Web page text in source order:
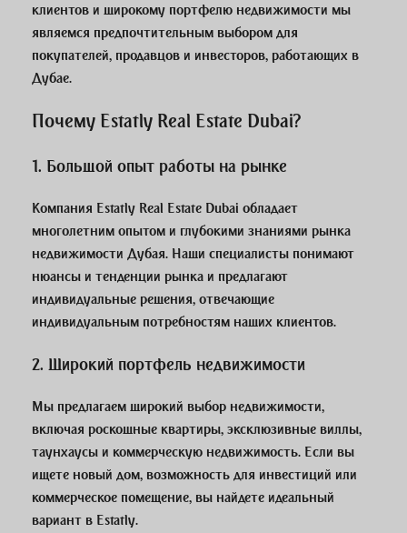
клиентов и широкому портфелю недвижимости мы
являемся предпочтительным выбором для
покупателей, продавцов и инвесторов, работающих в
Дубае.
Почему Estatly Real Estate Dubai?
1. Большой опыт работы на рынке
Компания Estatly Real Estate Dubai обладает
многолетним опытом и глубокими знаниями рынка
недвижимости Дубая. Наши специалисты понимают
нюансы и тенденции рынка и предлагают
индивидуальные решения, отвечающие
индивидуальным потребностям наших клиентов.
2. Широкий портфель недвижимости
Мы предлагаем широкий выбор недвижимости,
включая роскошные квартиры, эксклюзивные виллы,
таунхаусы и коммерческую недвижимость. Если вы
ищете новый дом, возможность для инвестиций или
коммерческое помещение, вы найдете идеальный
вариант в Estatly.